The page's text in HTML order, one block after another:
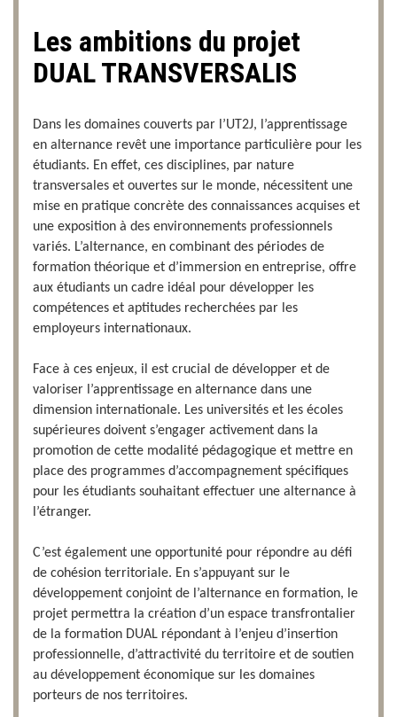
Les ambitions du projet
DUAL TRANSVERSALIS
Dans les domaines couverts par l’UT2J, l’apprentissage
en alternance revêt une importance particulière pour les
étudiants. En effet, ces disciplines, par nature
transversales et ouvertes sur le monde, nécessitent une
mise en pratique concrète des connaissances acquises et
une exposition à des environnements professionnels
variés. L’alternance, en combinant des périodes de
formation théorique et d’immersion en entreprise, offre
aux étudiants un cadre idéal pour développer les
compétences et aptitudes recherchées par les
employeurs internationaux.
Face à ces enjeux, il est crucial de développer et de
valoriser l’apprentissage en alternance dans une
dimension internationale. Les universités et les écoles
supérieures doivent s’engager activement dans la
promotion de cette modalité pédagogique et mettre en
place des programmes d’accompagnement spécifiques
pour les étudiants souhaitant effectuer une alternance à
l’étranger.
C’est également une opportunité pour répondre au défi
de cohésion territoriale. En s’appuyant sur le
développement conjoint de l’alternance en formation, le
projet permettra la création d’un espace transfrontalier
de la formation DUAL répondant à l’enjeu d’insertion
professionnelle, d’attractivité du territoire et de soutien
au développement économique sur les domaines
porteurs de nos territoires.